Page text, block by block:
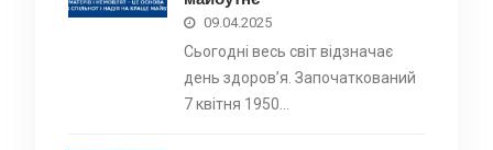
09.04.2025
Сьогодні весь світ відзначає
день здоров’я. Започаткований
7 квітня 1950…